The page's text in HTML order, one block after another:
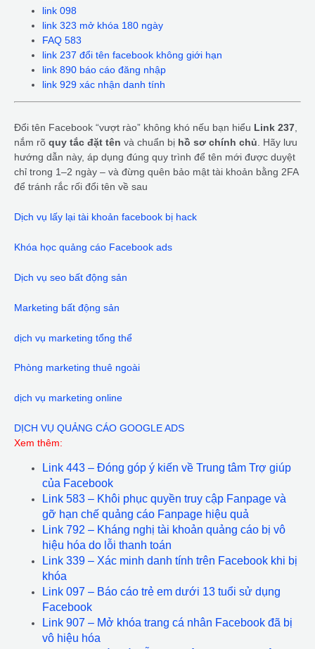
link 098
link 323 mở khóa 180 ngày
FAQ 583
link 237 đổi tên facebook không giới hạn
link 890 báo cáo đăng nhập
link 929 xác nhận danh tính
Đổi tên Facebook “vượt rào” không khó nếu bạn hiểu Link 237,
nắm rõ quy tắc đặt tên và chuẩn bị hồ sơ chính chủ. Hãy lưu
hướng dẫn này, áp dụng đúng quy trình để tên mới được duyệt
chỉ trong 1–2 ngày – và đừng quên bảo mật tài khoản bằng 2FA
để tránh rắc rối đổi tên về sau
Dịch vụ lấy lại tài khoản facebook bị hack
Khóa học quảng cáo Facebook ads
Dịch vụ seo bất động sản
Marketing bất động sản
dịch vụ marketing tổng thể
Phòng marketing thuê ngoài
dịch vụ marketing online
DỊCH VỤ QUẢNG CÁO GOOGLE ADS
Xem thêm:
Link 443 – Đóng góp ý kiến về Trung tâm Trợ giúp
của Facebook
Link 583 – Khôi phục quyền truy cập Fanpage và
gỡ hạn chế quảng cáo Fanpage hiệu quả
Link 792 – Kháng nghị tài khoản quảng cáo bị vô
hiệu hóa do lỗi thanh toán
Link 339 – Xác minh danh tính trên Facebook khi bị
khóa
Link 097 – Báo cáo trẻ em dưới 13 tuổi sử dụng
Facebook
Link 907 – Mở khóa trang cá nhân Facebook đã bị
vô hiệu hóa